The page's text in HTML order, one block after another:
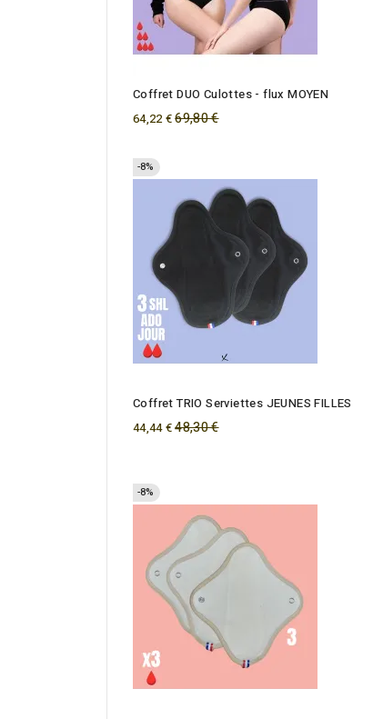
Coffret DUO Culottes - flux MOYEN
64,22 €Regular
69,80 €
-8%
Coffret TRIO Serviettes JEUNES FILLES
44,44 €Regular
48,30 €
-8%